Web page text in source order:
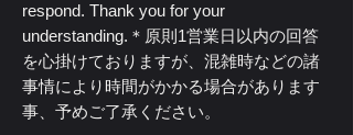
respond. Thank you for your
understanding. ＊原則1営業日以内の回答
を心掛けておりますが、混雑時などの諸
事情により時間がかかる場合があります
事、予めご了承ください。